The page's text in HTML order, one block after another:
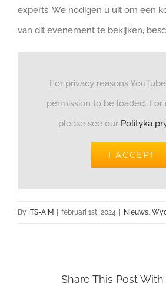
experts. We nodigen u uit om een
van dit evenement te bekijken,
For privacy reasons
permission to be loaded. For
please see our Polityka
I ACCEPT
By ITS-AIM februari 1st, 2024 Nieuws,
Share This Post